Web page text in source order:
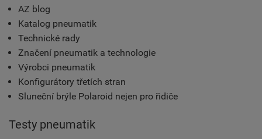
AZ blog
Katalog pneumatik
Technické rady
Značení pneumatik a technologie
Výrobci pneumatik
Konfigurátory třetích stran
Sluneční brýle Polaroid nejen pro řidiče
Testy pneumatik